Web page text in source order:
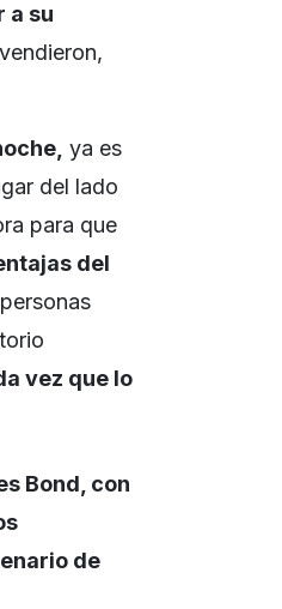
a su
, ya es
del lado
para que
del
vez que lo
Bond, con
de